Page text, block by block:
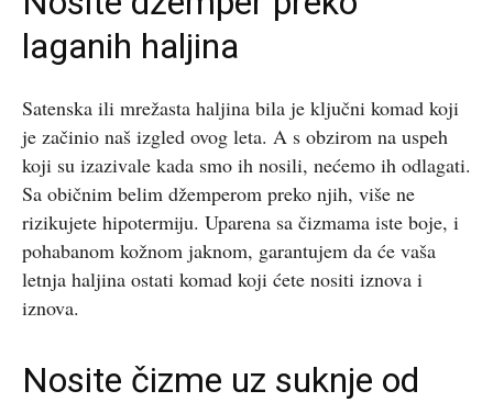
laganih haljina
Satenska ili mrežasta haljina bila je ključni komad koji
je začinio naš izgled ovog leta. A s obzirom na uspeh
koji su izazivale kada smo ih nosili, nećemo ih odlagati.
Sa običnim belim džemperom preko njih, više ne
rizikujete hipotermiju. Uparena sa čizmama iste boje, i
pohabanom kožnom jaknom, garantujem da će vaša
letnja haljina ostati komad koji ćete nositi iznova i
iznova.
Nosite čizme uz suknje od